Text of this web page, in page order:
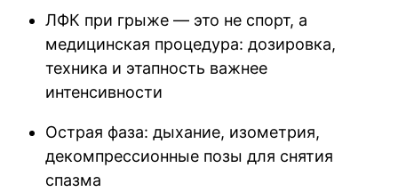
ЛФК при грыже — это не спорт, а
медицинская процедура: дозировка,
техника и этапность важнее
интенсивности
Острая фаза: дыхание, изометрия,
декомпрессионные позы для снятия
спазма